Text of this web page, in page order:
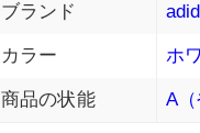
ブランド
カラー ホ
商品の状能 A（